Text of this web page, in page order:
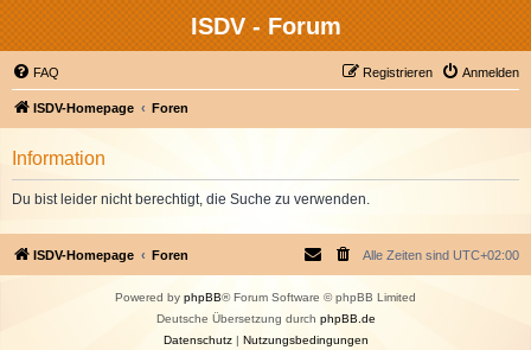
ISDV - Forum
FAQ Anmelden
Registrieren
ISDV-Homepage Foren
Information
Du bist leider nicht berechtigt, die Suche zu verwenden.
ISDV-Homepage Foren Alle Zeiten sind UTC+02:00
Powered by phpBB® Forum Software © phpBB Limited
Deutsche Übersetzung durch phpBB.de
Datenschutz| Nutzungsbedingungen